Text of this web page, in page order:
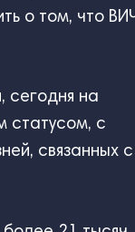
о том, что
сегодня на
статусом, с
связанных с